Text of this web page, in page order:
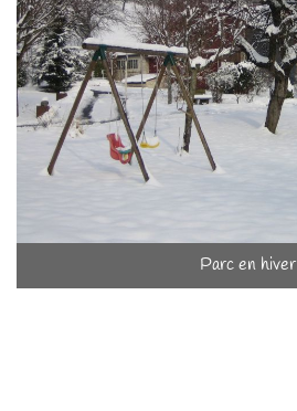
Parc en hiver